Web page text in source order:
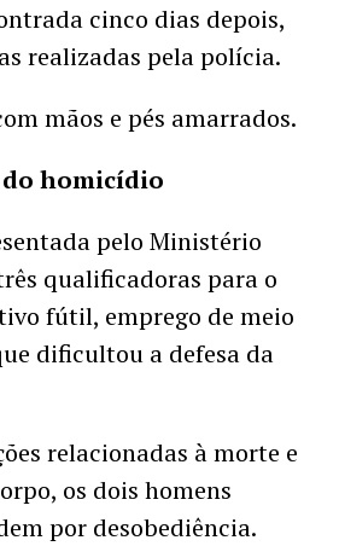
cinco dias depois,
realizadas pela polícia.
mãos e pés amarrados.
homicídio
pelo Ministério
qualificadoras para o
fútil, emprego de meio
dificultou a defesa da
relacionadas à morte e
os dois homens
por desobediência.